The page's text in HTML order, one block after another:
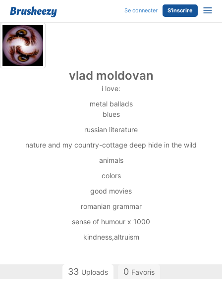
Se connecter S'inscrire
vlad moldovan
i love:
metal ballads
blues
russian literature
nature and my country-cottage deep hide in the wild
animals
colors
good movies
romanian grammar
sense of humour x 1000
kindness,altruism
33 Uploads 0 Favoris